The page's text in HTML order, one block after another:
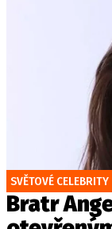
SVĚTOVÉ CELEBRITY
Bratr